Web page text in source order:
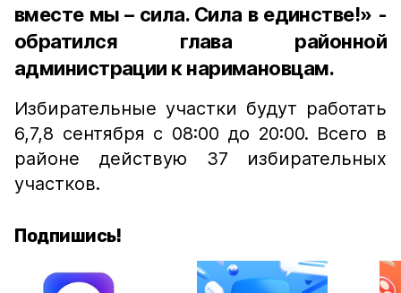
вместе мы – сила. Сила в единстве!» -
обратился глава районной
администрации к наримановцам.
Избирательные участки будут работать
6,7,8 сентября с 08:00 до 20:00. Всего в
районе действую 37 избирательных
участков.
Подпишись!